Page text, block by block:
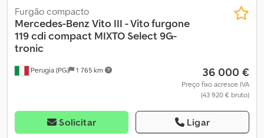
Perugia (PG) 1 765 km
Furgão compacto
Mercedes-Benz Vito III - Vito furgone
119 cdi compact MIXTO Select 9G-
tronic
36 000 €
Preço fixo acresce IVA
(43 920 € bruto)
Solicitar Ligar